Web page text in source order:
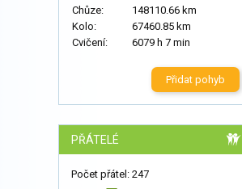
Chůze:
148110.66 km
Kolo:
67460.85 km
Cvičení:
6079 h 7 min
Přidat pohyb
PŘÁTELÉ
Počet přátel: 247